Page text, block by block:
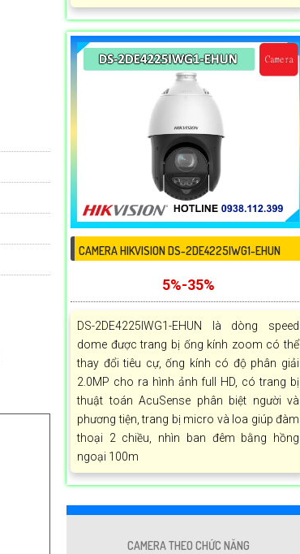
CAMERA HIKVISION DS-2DE4225IWG1-EHUN
5%-35%
DS-2DE4225IWG1-EHUN là dòng speed
dome được trang bị ống kính zoom có thể
thay đổi tiêu cự, ống kính có độ phân giải
2.0MP cho ra hình ảnh full HD, có trang bị
thuật toán AcuSense phân biệt người và
phương tiện, trang bị micro và loa giúp đàm
thoại 2 chiều, nhìn ban đêm bằng hồng
ngoại 100m
CAMERA THEO CHỨC NĂNG